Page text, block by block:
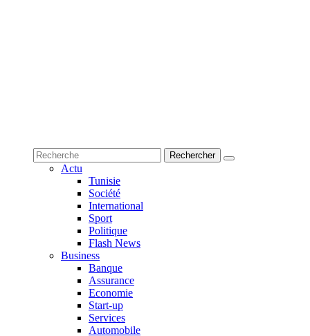
Actu
Tunisie
Société
International
Sport
Politique
Flash News
Business
Banque
Assurance
Economie
Start-up
Services
Automobile